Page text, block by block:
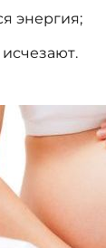
энергия;